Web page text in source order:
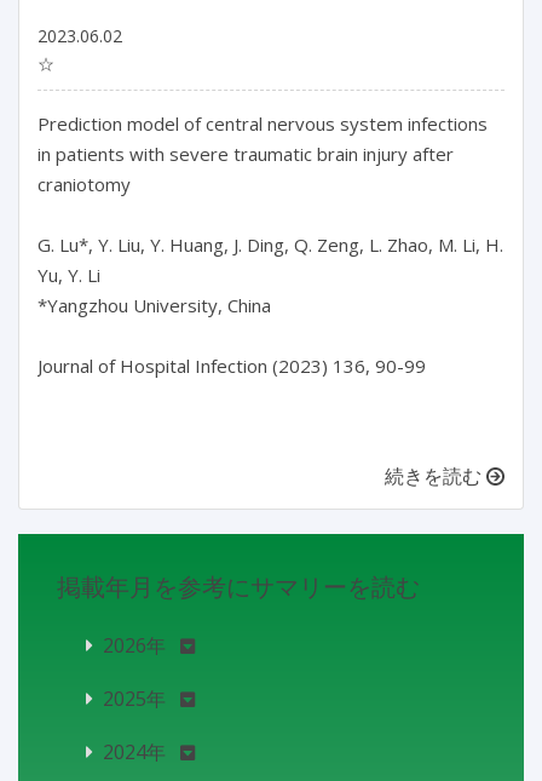
2023.06.02
☆
Prediction model of central nervous system infections
in patients with severe traumatic brain injury after
craniotomy
G. Lu*, Y. Liu, Y. Huang, J. Ding, Q. Zeng, L. Zhao, M. Li, H.
Yu, Y. Li
*Yangzhou University, China
Journal of Hospital Infection (2023) 136, 90-99
続きを読む
掲載年月を参考にサマリーを読む
2026年
2025年
2024年